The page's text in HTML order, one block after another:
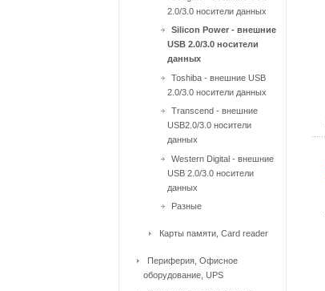
2.0/3.0 носители данных
Silicon Power - внешние
USB 2.0/3.0 носители
данных
Toshiba - внешние USB
2.0/3.0 носители данных
Transcend - внешние
USB2.0/3.0 носители
данных
Western Digital - внешние
USB 2.0/3.0 носители
данных
Разные
Карты памяти, Card reader
Периферия, Офисное
оборудование, UPS